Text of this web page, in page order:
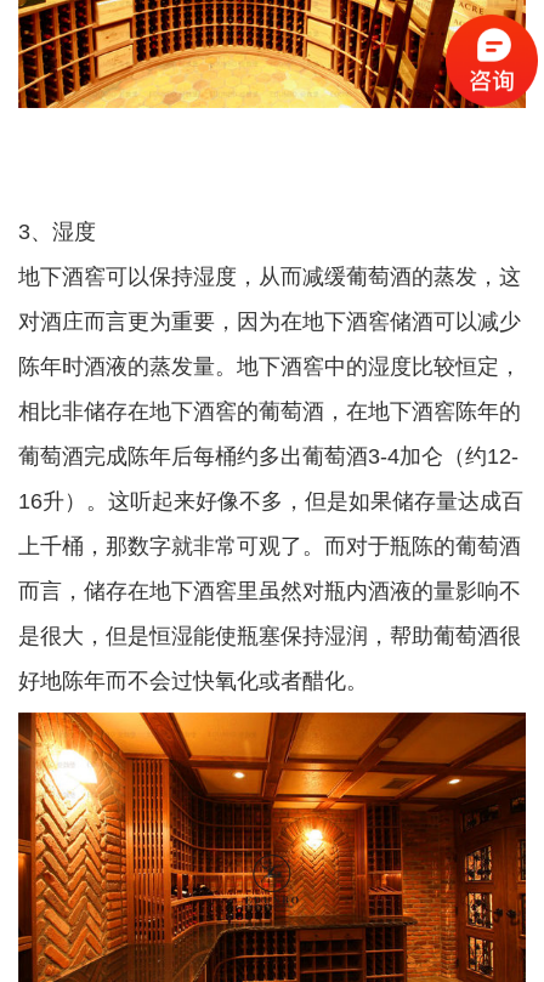
3、湿度
地下酒窖可以保持湿度，从而减缓葡萄酒的蒸发，这
对酒庄而言更为重要，因为在地下酒窖储酒可以减少
陈年时酒液的蒸发量。地下酒窖中的湿度比较恒定，
相比非储存在地下酒窖的葡萄酒，在地下酒窖陈年的
葡萄酒完成陈年后每桶约多出葡萄酒3-4加仑（约12-
16升）。这听起来好像不多，但是如果储存量达成百
上千桶，那数字就非常可观了。而对于瓶陈的葡萄酒
而言，储存在地下酒窖里虽然对瓶内酒液的量影响不
是很大，但是恒湿能使瓶塞保持湿润，帮助葡萄酒很
好地陈年而不会过快氧化或者醋化。